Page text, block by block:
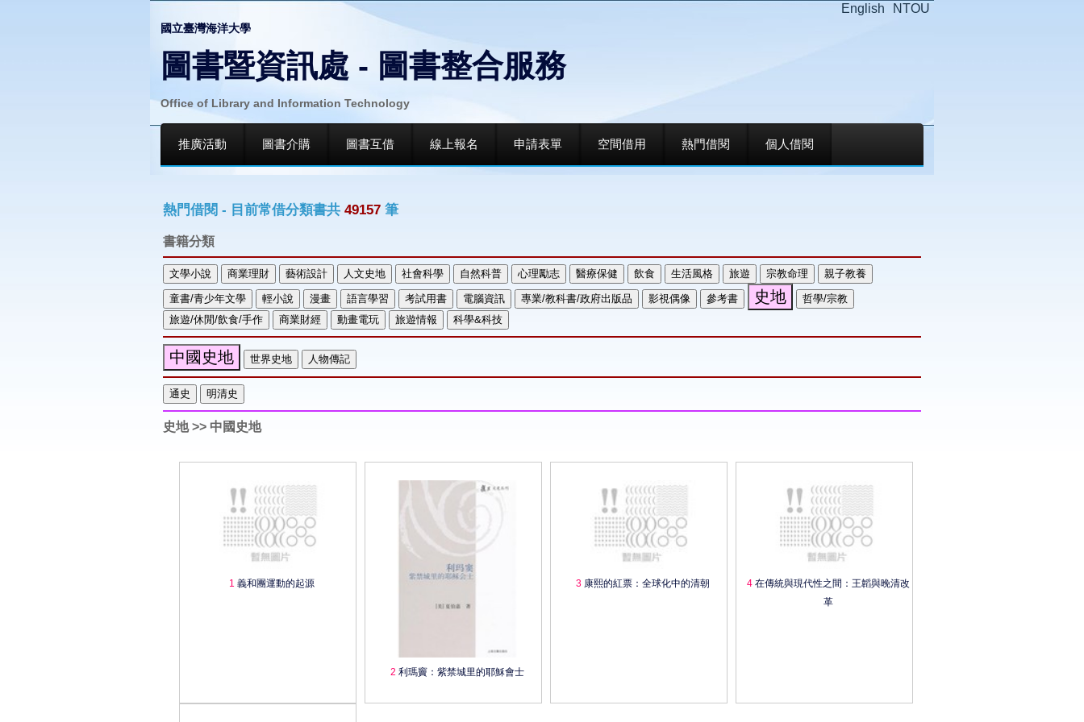
NTOU
English
國立臺灣海洋大學
圖書暨資訊處 - 圖書整合服務
Office of Library and Information Technology
推廣活動 圖書介購 圖書互借 線上報名 申請表單 空間借用 熱門借閱 個人借閱
熱門借閱 - 目前常借分類書共49157 筆
書籍分類
史地>> 中國史地
1 義和團運動的起源
2 利瑪竇：紫禁城里的耶穌會士
3 康熙的紅票：全球化中的清朝 4 在傳統與現代性之間：王韜與晚清改
革